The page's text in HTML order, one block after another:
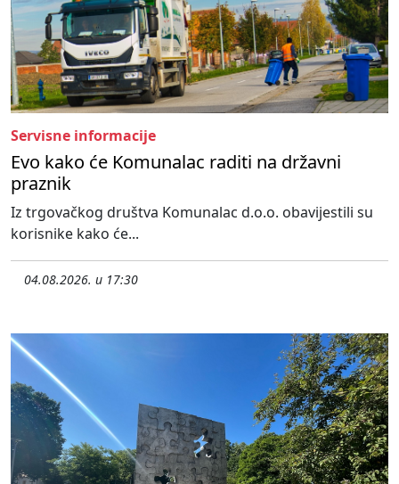
Servisne informacije
Evo kako će Komunalac raditi na državni
praznik
Iz trgovačkog društva Komunalac d.o.o. obavijestili su
korisnike kako će...
04.08.2026. u 17:30